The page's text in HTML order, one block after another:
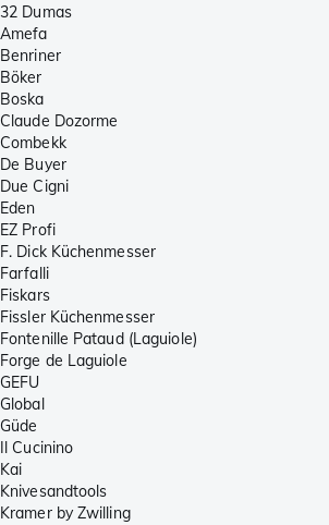
32 Dumas
Amefa
Benriner
Böker
Boska
Claude Dozorme
Combekk
De Buyer
Due Cigni
Eden
EZ Profi
F. Dick Küchenmesser
Farfalli
Fiskars
Fissler Küchenmesser
Fontenille Pataud (Laguiole)
Forge de Laguiole
GEFU
Global
Güde
Il Cucinino
Kai
Knivesandtools
Kramer by Zwilling